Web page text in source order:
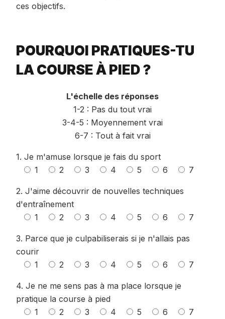
ces objectifs.
POURQUOI PRATIQUES-TU
LA COURSE À PIED ?
L'échelle des réponses
1-2 : Pas du tout vrai
3-4-5 : Moyennement vrai
6-7 : Tout à fait vrai
1. Je m'amuse lorsque je fais du sport
1
2 3 4 5 6 7
2. J'aime découvrir de nouvelles techniques
d'entraînement
1
2 3 4 5 6 7
3. Parce que je culpabiliserais si je n'allais pas
courir
1
2 3 4 5 6 7
4. Je ne me sens pas à ma place lorsque je
pratique la course à pied
1
2 3 4 5 6 7